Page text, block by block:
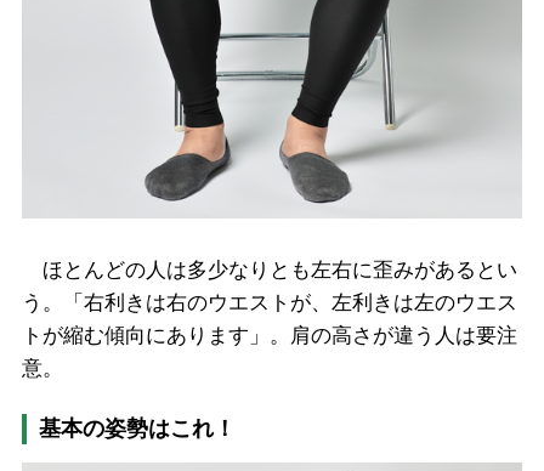
ほとんどの人は多少なりとも左右に歪みがあるとい
う。「右利きは右のウエストが、左利きは左のウエス
トが縮む傾向にあります」。肩の高さが違う人は要注
意。
基本の姿勢はこれ！